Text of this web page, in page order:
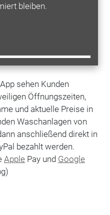
bleiben.
sehen Kunden
Öffnungszeiten,
und aktuelle Preise in
Waschanlagen von
anschließend direkt in
bezahlt werden.
Apple Pay und Google